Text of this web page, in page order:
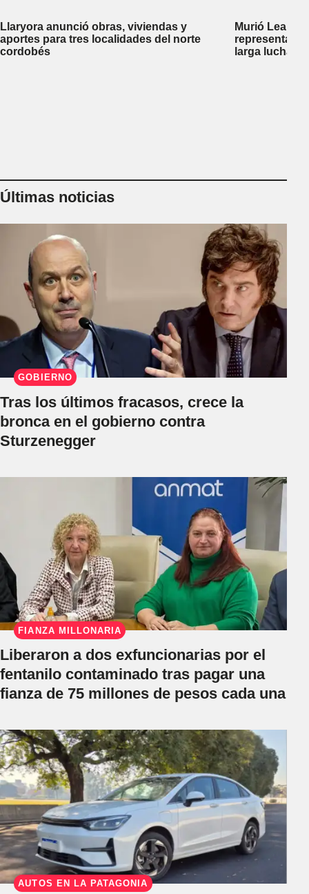
Llaryora anunció obras, viviendas y
aportes para tres localidades del norte
cordobés
Murió
larga lucha
Últimas noticias
GOBIERNO
Tras los últimos fracasos, crece la
bronca en el gobierno contra
Sturzenegger
FIANZA MILLONARIA
Liberaron a dos exfuncionarias por el
fentanilo contaminado tras pagar una
fianza de 75 millones de pesos cada una
AUTOS EN LA PATAGONIA